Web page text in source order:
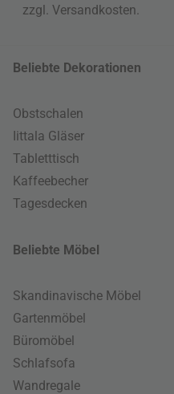
zzgl. Versandkosten
Beliebte Dekorationen
Obstschalen
Iittala Gläser
Tabletttisch
Kaffeebecher
Tagesdecken
Beliebte Möbel
Skandinavische Möbel
Gartenmöbel
Büromöbel
Schlafsofa
Wandregale